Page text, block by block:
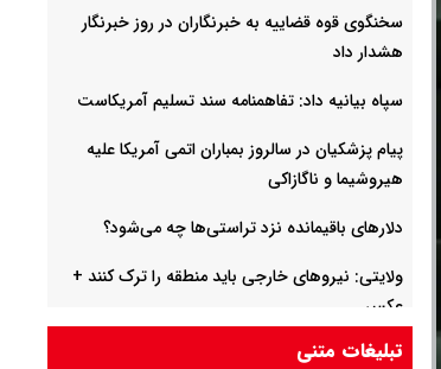
سخنگوی قوه قضاییه به خبرنگاران در روز خبرنگار
هشدار داد
سپاه بیانیه داد: تفاهمنامه سند تسلیم آمریکاست
پیام پزشکیان در سالروز بمباران اتمی آمریکا علیه
هیروشیما و ناگازاکی
دلارهای باقیمانده نزد تراستی‌ها چه می‌شود؟
ولایتی: نیروهای خارجی باید منطقه را ترک کنند +‌
عکس
جوراب خاص شهباز شریف هنگام امضای توافق مکه
تبلیغات متنی